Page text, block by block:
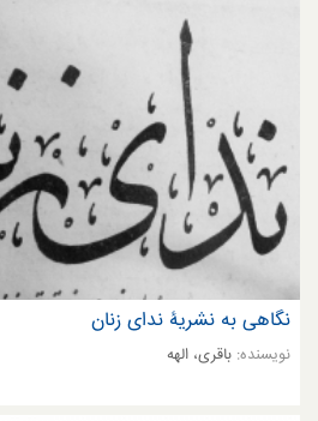
نگاهی به نشریۀ ندای زنان
نویسنده: باقری، الهه